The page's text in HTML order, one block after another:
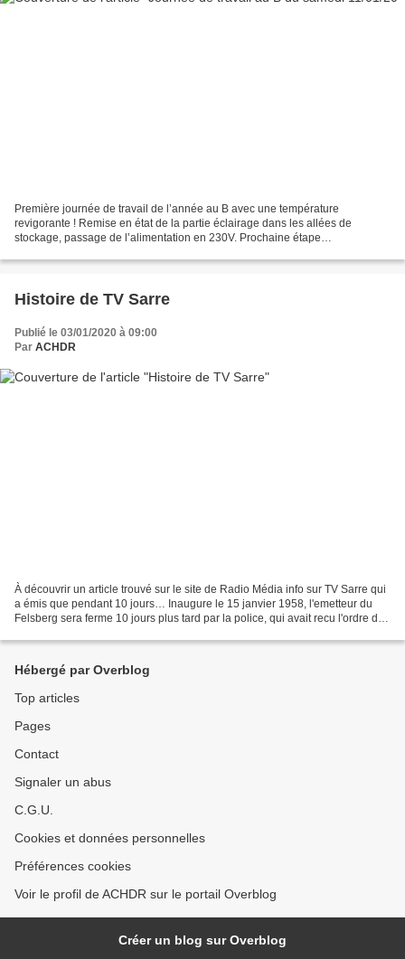
Première journée de travail de l’année au B avec une température
revigorante ! Remise en état de la partie éclairage dans les allées de
stockage, passage de l’alimentation en 230V. Prochaine étape
Histoire de TV Sarre
Publié le 03/01/2020 à 09:00
Par ACHDR
À découvrir un article trouvé sur le site de Radio Média info sur TV Sarre qui
a émis que pendant 10 jours… Inaugure le 15 janvier 1958, l'emetteur du
Felsberg sera ferme 10 jours plus tard par la police, qui avait recu l'ordre de
Hébergé par Overblog
Top articles
Pages
Contact
Signaler un abus
C.G.U.
Cookies et données personnelles
Préférences cookies
Voir le profil de ACHDR sur le portail Overblog
Créer un blog sur Overblog